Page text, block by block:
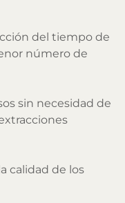
del tiempo de
número de
sin necesidad de
calidad de los